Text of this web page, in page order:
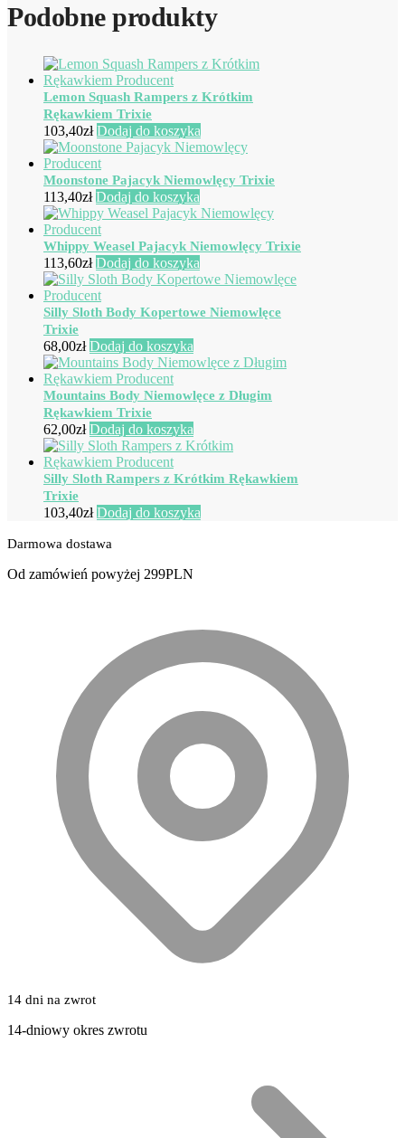
Podobne produkty
Lemon Squash Rampers z Krótkim
Rękawkiem Trixie
103,40zł Dodaj do koszyka
Moonstone Pajacyk Niemowlęcy Trixie
113,40zł Dodaj do koszyka
Whippy Weasel Pajacyk Niemowlęcy Trixie
113,60zł Dodaj do koszyka
Silly Sloth Body Kopertowe Niemowlęce
Trixie
68,00zł Dodaj do koszyka
Mountains Body Niemowlęce z Długim
Rękawkiem Trixie
62,00zł Dodaj do koszyka
Silly Sloth Rampers z Krótkim Rękawkiem
Trixie
103,40zł Dodaj do koszyka
Darmowa dostawa
Od zamówień powyżej 299PLN
14 dni na zwrot
14-dniowy okres zwrotu